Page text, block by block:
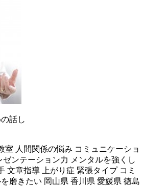
話し
室 人間関係の悩み コミュニケーショ
ンテーション力 メンタルを強くし
文章指導 上がり症 緊張タイプ コミ
磨きたい 岡山県 香川県 愛媛県 徳島